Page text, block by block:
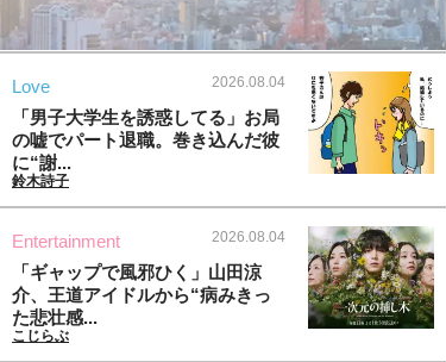
Love 2026.08.04
「男子大学生を誘惑してる」お局
の嘘でパート退職。巻き込んだ彼
に“謝...
鈴木詩子
Entertainment 2026.08.04
「ギャップで風邪ひく」山田涼
介、王道アイドルから“病みきっ
た悲壮感...
こじらぶ